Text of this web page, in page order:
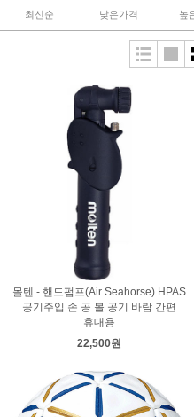
최신순 낮은가격 높
몰텐 - 핸드펌프(Air Seahorse) HPAS
공기주입 손 공 볼 공기 바람 간편
휴대용
22,500원